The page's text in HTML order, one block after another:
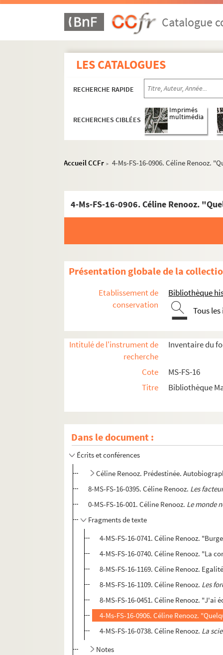
Catalogue
LES CATALOGUES
RECHERCHE RAPIDE
RECHERCHES CIBLÉES
Imprimés
multimédia
Accueil CCFr > 4-Ms-FS-16-0906. Céline Renooz.
4-Ms-FS-16-0906. Céline Renooz.
Présentation globale de la
Etablissement de
conservation
Bibliothèque
Tous
Intitulé de l'instrument de
recherche
Inventaire du
Cote
MS-FS-16
Titre
Bibliothèque
Dans le document :
Écrits et conférences
Céline Renooz. Prédestinée.
8-MS-FS-16-0395. Céline Renooz. Les
0-MS-FS-16-001. Céline Renooz. Le monde
Fragments de texte
4-MS-FS-16-0741. Céline Renooz.
4-MS-FS-16-0740. Céline Renooz. "La
8-MS-FS-16-1169. Céline Renooz.
8-MS-FS-16-1109. Céline Renooz. Les
8-MS-FS-16-0451. Céline Renooz. "J'ai
4-Ms-FS-16-0906. Céline Renooz.
4-MS-FS-16-0738. Céline Renooz. La
Notes